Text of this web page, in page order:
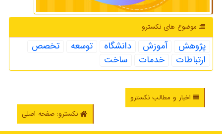
موضوع های نكسترو
پژوهش آموزش دانشگاه توسعه
تخصص
ارتباطات
خدمات ساخت
اخبار و مطالب نکسترو
نکسترو: صفحه اصلی